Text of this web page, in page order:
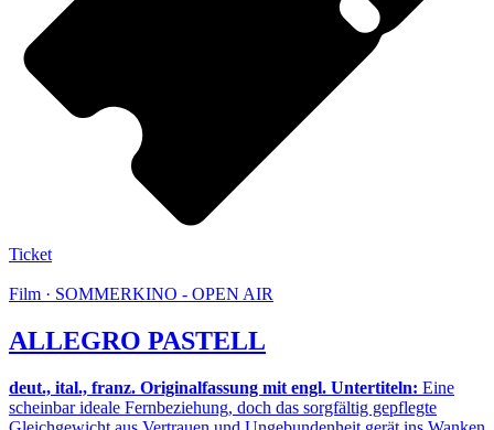
Ticket
Film · SOMMERKINO - OPEN AIR
ALLEGRO PASTELL
deut., ital., franz. Originalfassung mit engl. Untertiteln: Eine
scheinbar ideale Fernbeziehung, doch das sorgfältig gepflegte